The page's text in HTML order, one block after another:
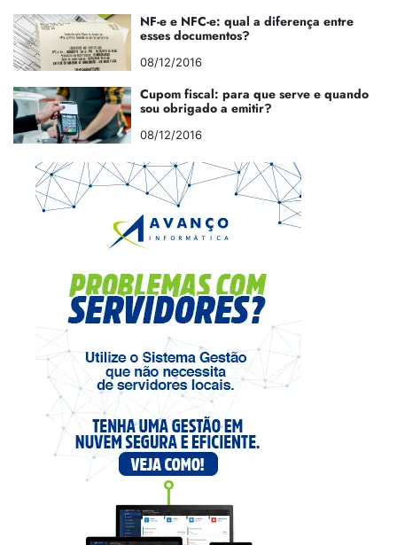
NF-e e NFC-e: qual a diferença entre
esses documentos?
08/12/2016
Cupom fiscal: para que serve e quando
sou obrigado a emitir?
08/12/2016